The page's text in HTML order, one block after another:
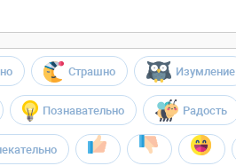
Страшно Изумление
Познавательно Радость